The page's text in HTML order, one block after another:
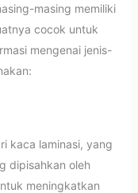
masing memiliki
cocok untuk
mengenai jenis-
kaca laminasi, yang
dipisahkan oleh
meningkatkan